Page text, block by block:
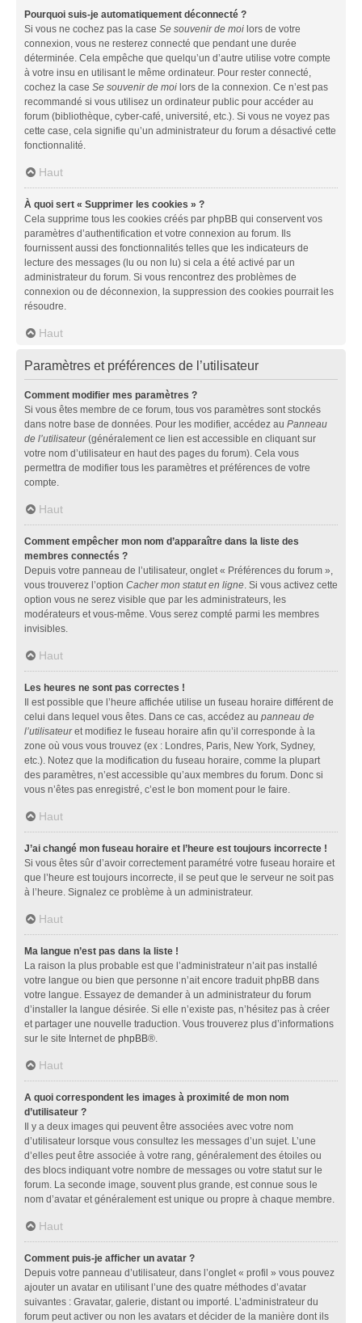
Pourquoi suis-je automatiquement déconnecté ?
Si vous ne cochez pas la case Se souvenir de moi lors de votre
connexion, vous ne resterez connecté que pendant une durée
déterminée. Cela empêche que quelqu’un d’autre utilise votre compte
à votre insu en utilisant le même ordinateur. Pour rester connecté,
cochez la case Se souvenir de moi lors de la connexion. Ce n’est pas
recommandé si vous utilisez un ordinateur public pour accéder au
forum (bibliothèque, cyber-café, université, etc.). Si vous ne voyez pas
cette case, cela signifie qu’un administrateur du forum a désactivé cette
fonctionnalité.
Haut
À quoi sert « Supprimer les cookies » ?
Cela supprime tous les cookies créés par phpBB qui conservent vos
paramètres d’authentification et votre connexion au forum. Ils
fournissent aussi des fonctionnalités telles que les indicateurs de
lecture des messages (lu ou non lu) si cela a été activé par un
administrateur du forum. Si vous rencontrez des problèmes de
connexion ou de déconnexion, la suppression des cookies pourrait les
résoudre.
Haut
Paramètres et préférences de l’utilisateur
Comment modifier mes paramètres ?
Si vous êtes membre de ce forum, tous vos paramètres sont stockés
dans notre base de données. Pour les modifier, accédez au Panneau
de l’utilisateur(généralement ce lien est accessible en cliquant sur
votre nom d’utilisateur en haut des pages du forum). Cela vous
permettra de modifier tous les paramètres et préférences de votre
compte.
Haut
Comment empêcher mon nom d’apparaître dans la liste des
membres connectés ?
Depuis votre panneau de l’utilisateur, onglet « Préférences du forum »,
vous trouverez l’option Cacher mon statut en ligne. Si vous activez cette
option vous ne serez visible que par les administrateurs, les
modérateurs et vous-même. Vous serez compté parmi les membres
invisibles.
Haut
Les heures ne sont pas correctes !
Il est possible que l’heure affichée utilise un fuseau horaire différent de
celui dans lequel vous êtes. Dans ce cas, accédez au panneau de
l’utilisateuret modifiez le fuseau horaire afin qu’il corresponde à la
zone où vous vous trouvez (ex : Londres, Paris, New York, Sydney,
etc.). Notez que la modification du fuseau horaire, comme la plupart
des paramètres, n’est accessible qu’aux membres du forum. Donc si
vous n’êtes pas enregistré, c’est le bon moment pour le faire.
Haut
J’ai changé mon fuseau horaire et l’heure est toujours incorrecte !
Si vous êtes sûr d’avoir correctement paramétré votre fuseau horaire et
que l’heure est toujours incorrecte, il se peut que le serveur ne soit pas
à l’heure. Signalez ce problème à un administrateur.
Haut
Ma langue n’est pas dans la liste !
La raison la plus probable est que l’administrateur n’ait pas installé
votre langue ou bien que personne n’ait encore traduit phpBB dans
votre langue. Essayez de demander à un administrateur du forum
d’installer la langue désirée. Si elle n’existe pas, n’hésitez pas à créer
et partager une nouvelle traduction. Vous trouverez plus d’informations
sur le site Internet de phpBB®.
Haut
A quoi correspondent les images à proximité de mon nom
d’utilisateur ?
Il y a deux images qui peuvent être associées avec votre nom
d’utilisateur lorsque vous consultez les messages d’un sujet. L’une
d’elles peut être associée à votre rang, généralement des étoiles ou
des blocs indiquant votre nombre de messages ou votre statut sur le
forum. La seconde image, souvent plus grande, est connue sous le
nom d’avatar et généralement est unique ou propre à chaque membre.
Haut
Comment puis-je afficher un avatar ?
Depuis votre panneau d’utilisateur, dans l’onglet « profil » vous pouvez
ajouter un avatar en utilisant l’une des quatre méthodes d’avatar
suivantes : Gravatar, galerie, distant ou importé. L’administrateur du
forum peut activer ou non les avatars et décider de la manière dont ils